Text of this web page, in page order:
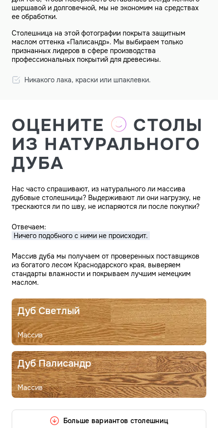
Столешница на этой фотографии покрыта защитным
маслом оттенка «Палисандр». Мы выбираем только
признанных лидеров в сфере производства
профессиональных покрытий для древесины.
Никакого лака, краски или шпаклевки.
ИЗ НАТУРАЛЬНОГО
ДУБА
Нас часто спрашивают, из натурального ли массива
трескаются ли по шву, не испаряются ли после покупки?
Отвечаем:
Массив дуба мы получаем от проверенных поставщиков
стандарты влажности и покрываем лучшим немецким
маслом.
Массив
Дуб Палисандр
Массив
Больше вариантов столешниц